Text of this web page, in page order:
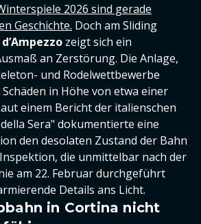
2026 sind gerade
Geschichte. Doch am Sliding
zeigt sich ein
an Zerstörung. Die Anlage,
und Rodelwettbewerbe
in Höhe von etwa einer
einem Bericht der italienschen
Sera" dokumentierte eine
den desolaten Zustand der Bahn
die unmittelbar nach der
am 22. Februar durchgeführt
Details ans Licht.
in Cortina nicht